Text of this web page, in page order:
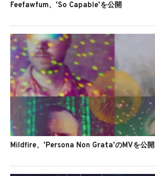
Feefawfum、'So Capable'を公開
Mildfire、'Persona Non Grata'のMVを公開